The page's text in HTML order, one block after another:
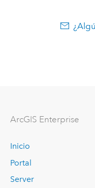
ArcGIS Enterprise
Inicio
Portal
Server